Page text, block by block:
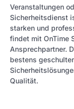
Veranstaltungen
Sicherheitsdienst
starken und
findet mit OnTime
Ansprechpartner.
bestens
Qualität.